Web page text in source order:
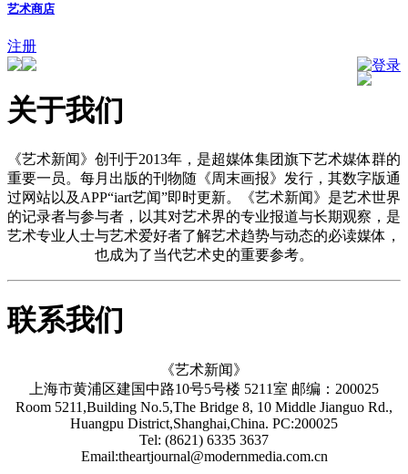
艺术商店
注册
登录
关于我们
《艺术新闻》创刊于2013年，是超媒体集团旗下艺术媒体群的
重要一员。每月出版的刊物随《周末画报》发行，其数字版通
过网站以及APP“iart艺闻”即时更新。《艺术新闻》是艺术世界
的记录者与参与者，以其对艺术界的专业报道与长期观察，是
艺术专业人士与艺术爱好者了解艺术趋势与动态的必读媒体，
也成为了当代艺术史的重要参考。
联系我们
《艺术新闻》
上海市黄浦区建国中路10号5号楼 5211室 邮编：200025
Room 5211,Building No.5,The Bridge 8, 10 Middle Jianguo Rd.,
Huangpu District,Shanghai,China. PC:200025
Tel: (8621) 6335 3637
Email:theartjournal@modernmedia.com.cn